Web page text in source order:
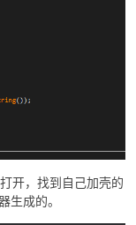
开，找到自己加壳的
生成的。